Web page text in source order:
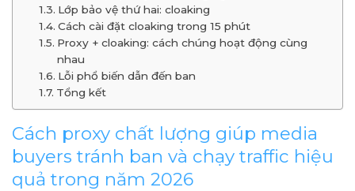
Lớp bảo vệ thứ hai: cloaking
Cách cài đặt cloaking trong 15 phút
Proxy + cloaking: cách chúng hoạt động cùng
nhau
Lỗi phổ biến dẫn đến ban
Tổng kết
Cách proxy chất lượng giúp media
buyers tránh ban và chạy traffic hiệu
quả trong năm 2026